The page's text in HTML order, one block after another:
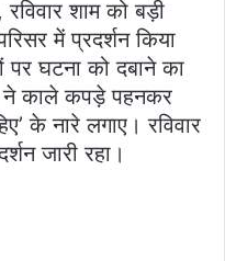
शाम को बड़ी
में प्रदर्शन किया
पर घटना को दबाने का
ने काले कपड़े पहनकर
के ​​नारे लगाए। रविवार
जारी रहा।